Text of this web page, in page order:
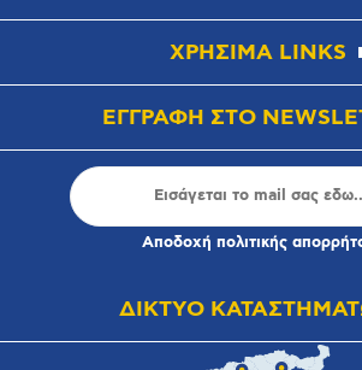
ΧΡΗΣΙΜΑ LINKS
ΕΓΓΡΑΦΗ ΣΤΟ
Αποδοχή πολιτικής
ΔΙΚΤΥΟ